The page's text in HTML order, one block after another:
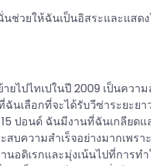
นช่วยให้ฉันเป็นอิสระและแส
ยไปไทเปในปี 2009 เป็นคว
นเลือกที่จะได้รับวีซ่าระยะย
ปอนด์ ฉันมีงานที่ฉันเกลียด
สบความสำเร็จอย่างมากเพร
นอดิเรกและมุ่งเน้นไปที่การท